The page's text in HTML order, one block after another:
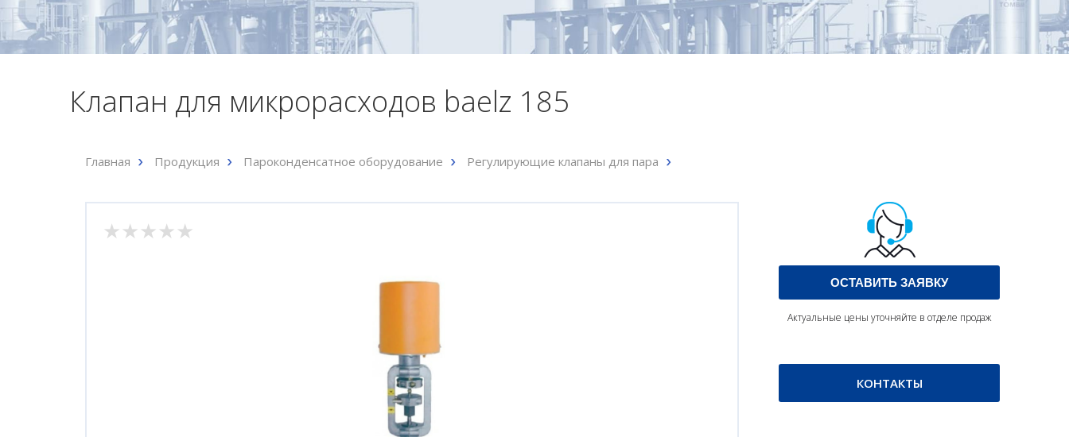
Клапан для микрорасходов baelz 185
Главная Продукция Пароконденсатное оборудование Регулирующие клапаны для пара
ОСТАВИТЬ ЗАЯВКУ
Актуальные цены уточняйте в отделе продаж
КОНТАКТЫ